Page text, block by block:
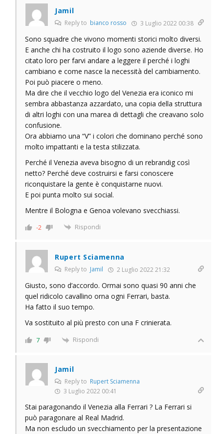
Jamil
Reply to bianco rosso 3 Luglio 2022 00:38
Sono squadre che vivono momenti storici molto diversi.
E anche chi ha costruito il logo sono aziende diverse. Ho
citato loro per farvi andare a leggere il perché i loghi
cambiano e come nasce la necessità del cambiamento.
Poi può piacere o meno.
Ma dire che il vecchio logo del Venezia era iconico mi
sembra abbastanza azzardato, una copia della struttura
di altri loghi con una marea di dettagli che creavano solo
confusione.
Ora abbiamo una “V” i colori che dominano perché sono
molto impattanti e la testa stilizzata.
Perché il Venezia aveva bisogno di un rebrandig così
netto? Perché deve costruirsi e farsi conoscere
riconquistare la gente è conquistarne nuovi.
E poi punta molto sui social.
Mentre il Bologna e Genoa volevano svecchiassi.
-2 Rispondi
Rupert Sciamenna
Reply to Jamil 2 Luglio 2022 21:32
Giusto, sono d’accordo. Ormai sono quasi 90 anni che
quel ridicolo cavallino orna ogni Ferrari, basta.
Ha fatto il suo tempo.
Va sostituito al più presto con una F crinierata.
7 Rispondi
Jamil
Reply to Rupert Sciamenna
3 Luglio 2022 00:41
Stai paragonando il Venezia alla Ferrari ? La Ferrari si
può paragonare al Real Madrid.
Ma non escludo un svecchiamento per la presentazione